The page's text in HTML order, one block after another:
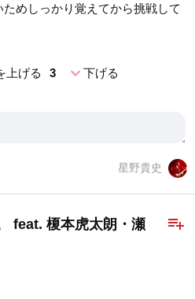
めしっかり覚えてから挑戦して
上げる 3 expand_more下げる
星野貴史
playlist_add
feat. 榎本虎太朗・瀬